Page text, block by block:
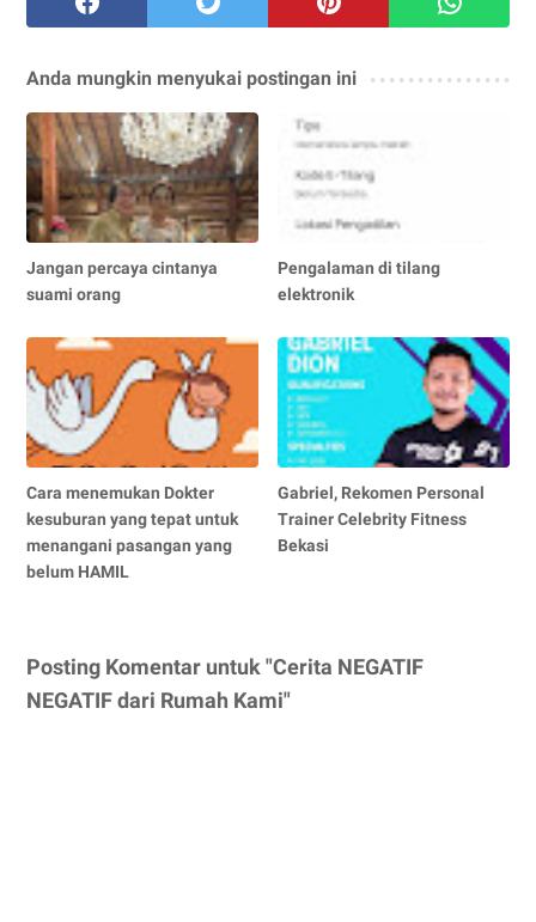
Anda mungkin menyukai postingan ini
Jangan percaya cintanya
suami orang
Pengalaman di tilang
elektronik
Cara menemukan Dokter
kesuburan yang tepat untuk
menangani pasangan yang
belum HAMIL
Gabriel, Rekomen Personal
Trainer Celebrity Fitness
Bekasi
Posting Komentar untuk "Cerita NEGATIF
NEGATIF dari Rumah Kami"